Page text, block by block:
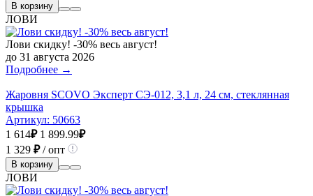
В корзину
ЛОВИ
Лови скидку! -30% весь август!
до 31 августа 2026
Подробнее →
Жаровня SCOVO Эксперт СЭ-012, 3,1 л, 24 см, стеклянная
крышка
Артикул: 50663
1 614₽ 1 899.99₽
1 329 ₽/ опт
В корзину
ЛОВИ